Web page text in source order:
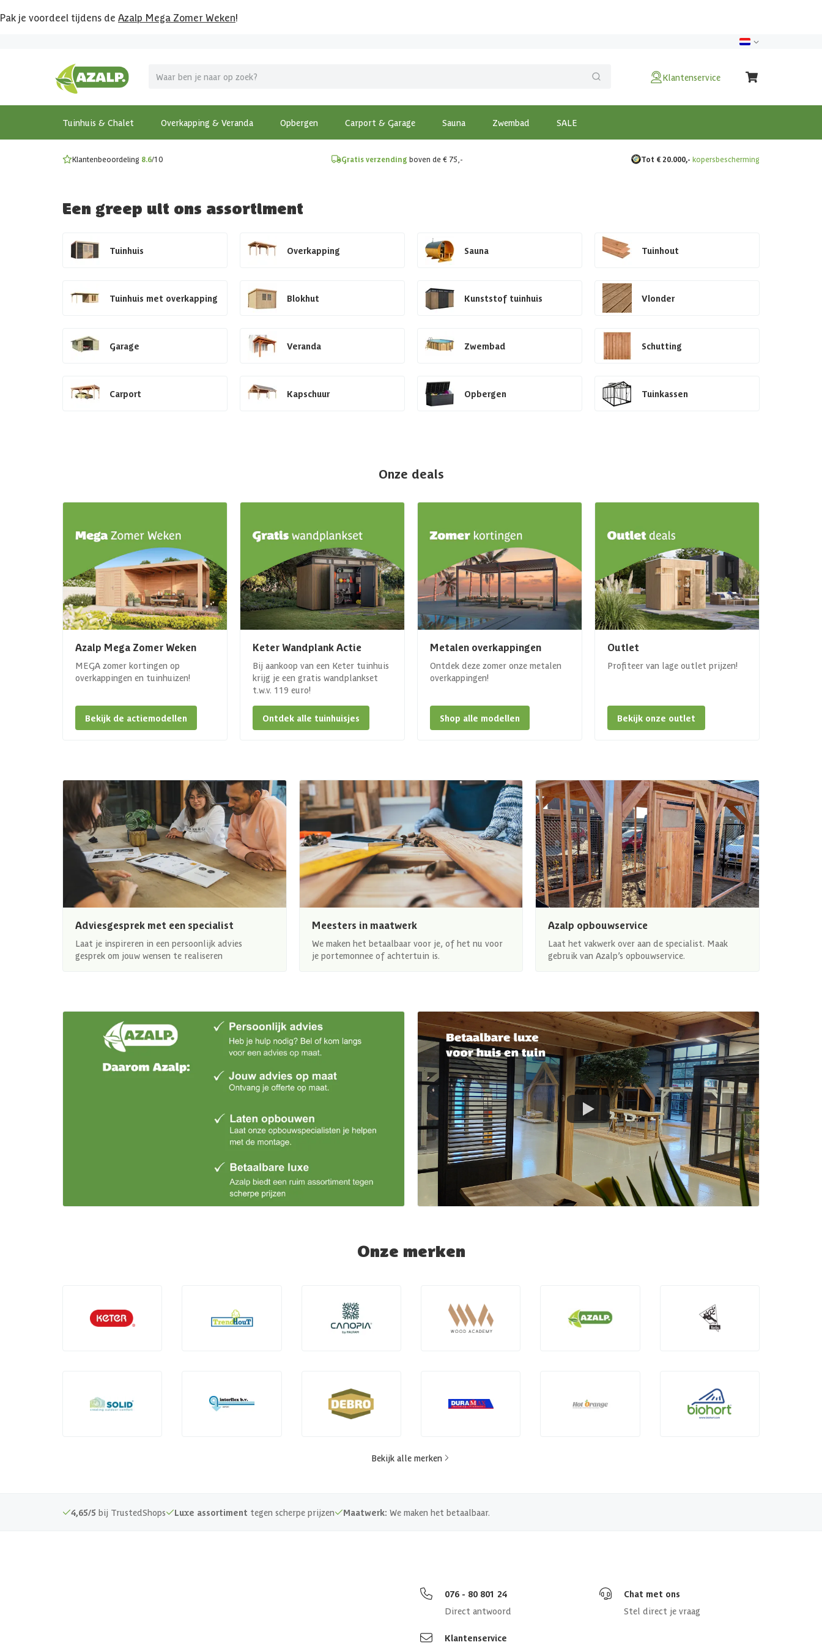
Pak je voordeel tijdens de Azalp Mega Zomer Weken!
Klantenservice
Tuinhuis & Chalet Overkapping & Veranda Opbergen Carport & Garage Sauna Zwembad SALE
MEGA zomer kortingen op overkappingen en tuinhuizen!
Bekijk de actiemodellen
Gratis wandplankset
Ontdek onze metalen overkappingen
Klantenbeoordeling 8.6/10 Gratis verzending boven de € 75,- Tot € 20.000,- kopersbescherming
Een greep uit ons assortiment
Tuinhuis Overkapping Sauna Tuinhout
Tuinhuis met overkapping Blokhut Kunststof tuinhuis Vlonder
Garage Veranda Zwembad Schutting
Carport Kapschuur Opbergen Tuinkassen
Onze deals
Azalp Mega Zomer Weken
MEGA zomer kortingen op
overkappingen en tuinhuizen!
Bekijk de actiemodellen
Keter Wandplank Actie
Bij aankoop van een Keter tuinhuis
krijg je een gratis wandplankset
t.w.v. 119 euro!
Ontdek alle tuinhuisjes
Metalen overkappingen
Ontdek deze zomer onze metalen
overkappingen!
Shop alle modellen
Outlet
Profiteer van lage outlet prijzen!
Bekijk onze outlet
Adviesgesprek met een specialist
Laat je inspireren in een persoonlijk advies
gesprek om jouw wensen te realiseren
Meesters in maatwerk
We maken het betaalbaar voor je, of het nu voor
je portemonnee of achtertuin is.
Azalp opbouwservice
Laat het vakwerk over aan de specialist. Maak
gebruik van Azalp’s opbouwservice.
Onze merken
Bekijk alle merken
4,65/5 bij TrustedShops Luxe assortiment tegen scherpe prijzen Maatwerk: We maken het betaalbaar.
076 - 80 801 24
Direct antwoord
Chat met ons
Stel direct je vraag
Klantenservice